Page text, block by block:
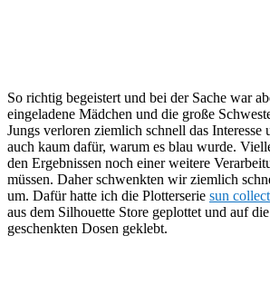
So richtig begeistert und bei der Sache war
eingeladene Mädchen und die große
Jungs verloren ziemlich schnell das Interesse
auch kaum dafür, warum es blau wurde.
den Ergebnissen noch einer weitere
müssen. Daher schwenkten wir ziemlich
um. Dafür hatte ich die Plotterserie sun
aus dem Silhouette Store geplottet und auf
geschenkten Dosen geklebt.